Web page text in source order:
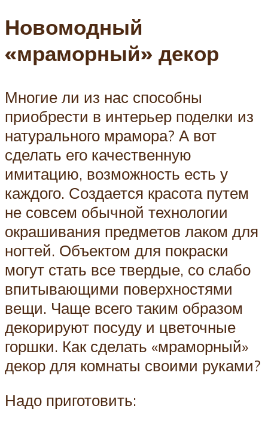
Новомодный
«мраморный» декор
Многие ли из нас способны
приобрести в интерьер поделки из
натурального мрамора? А вот
сделать его качественную
имитацию, возможность есть у
каждого. Создается красота путем
не совсем обычной технологии
окрашивания предметов лаком для
ногтей. Объектом для покраски
могут стать все твердые, со слабо
впитывающими поверхностями
вещи. Чаще всего таким образом
декорируют посуду и цветочные
горшки. Как сделать «мраморный»
декор для комнаты своими руками?
Надо приготовить: